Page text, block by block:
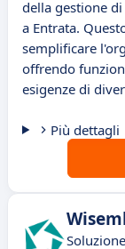
della gestione
a Entrata.
semplificare
offrendo
esigenze di
Più dettagli